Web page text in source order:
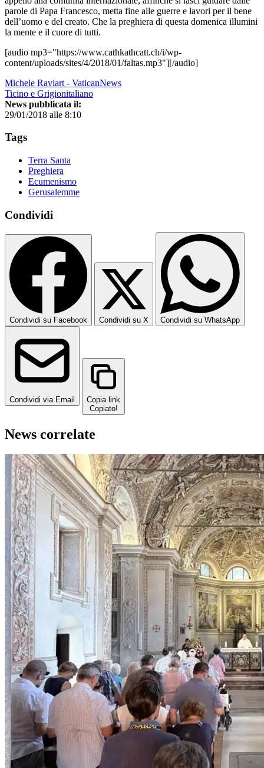
parole di Papa Francesco, metta fine alle guerre e lavori per il bene
dell’uomo e del creato. Che la preghiera di questa domenica illumini
la mente e il cuore di tutti.
[audio mp3="https://www.cathkathcatt.ch/i/wp-
content/uploads/sites/4/2018/01/faltas.mp3"][/audio]
Michele Raviart - VaticanNews
Ticino e Grigionitaliano
News pubblicata il:
29/01/2018 alle 8:10
Tags
Terra Santa
Preghiera
Ecumenismo
Gerusalemme
Condividi
Condividi su Facebook Condividi su X Condividi su WhatsApp
Condividi via Email
Copia link
Copiato!
News correlate